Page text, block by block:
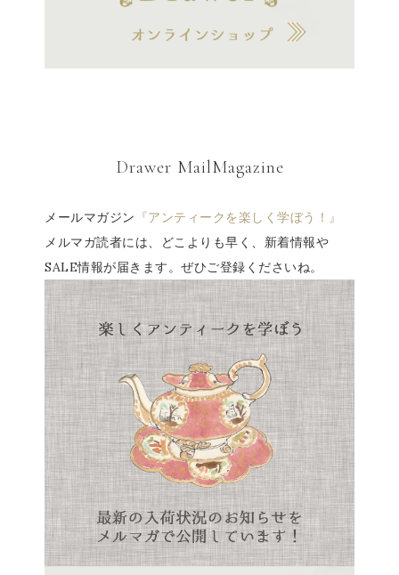
Drawer MailMagazine
メールマガジン 『アンティークを楽しく学ぼう！』
メルマガ読者には、どこよりも早く、新着情報や
SALE情報が届きます。ぜひご登録くださいね。